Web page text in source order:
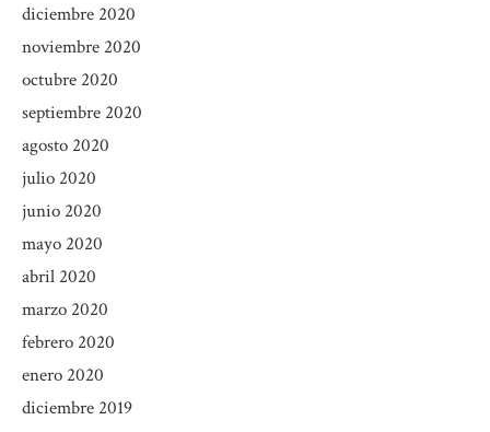
diciembre 2020
noviembre 2020
octubre 2020
septiembre 2020
agosto 2020
julio 2020
junio 2020
mayo 2020
abril 2020
marzo 2020
febrero 2020
enero 2020
diciembre 2019